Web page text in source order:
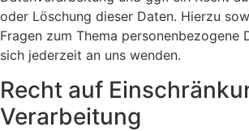
oder Löschung dieser Daten. Hierzu
Fragen zum Thema personenbezogene
sich jederzeit an uns wenden.
Recht auf
Verarbeitung